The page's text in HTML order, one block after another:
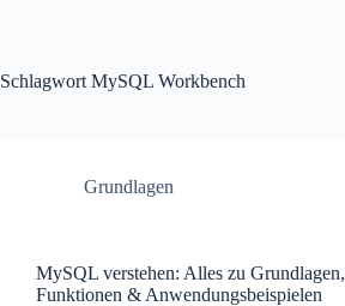
Schlagwort MySQL Workbench
Grundlagen
MySQL verstehen: Alles zu Grundlagen,
Funktionen & Anwendungsbeispielen